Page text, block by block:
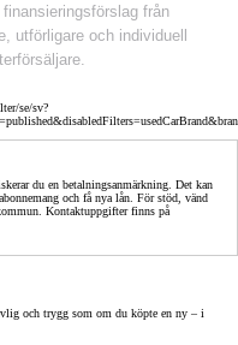
från
utförligare och individuell
se/sv?
du en betalningsanmärkning. Det kan
och få nya lån. För stöd, vänd
Kontaktuppgifter finns på
och trygg som om du köpte en ny – i